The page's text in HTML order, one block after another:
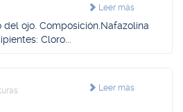
Leer más
ojo. Composición.Nafazolina
Cloro...
Leer más